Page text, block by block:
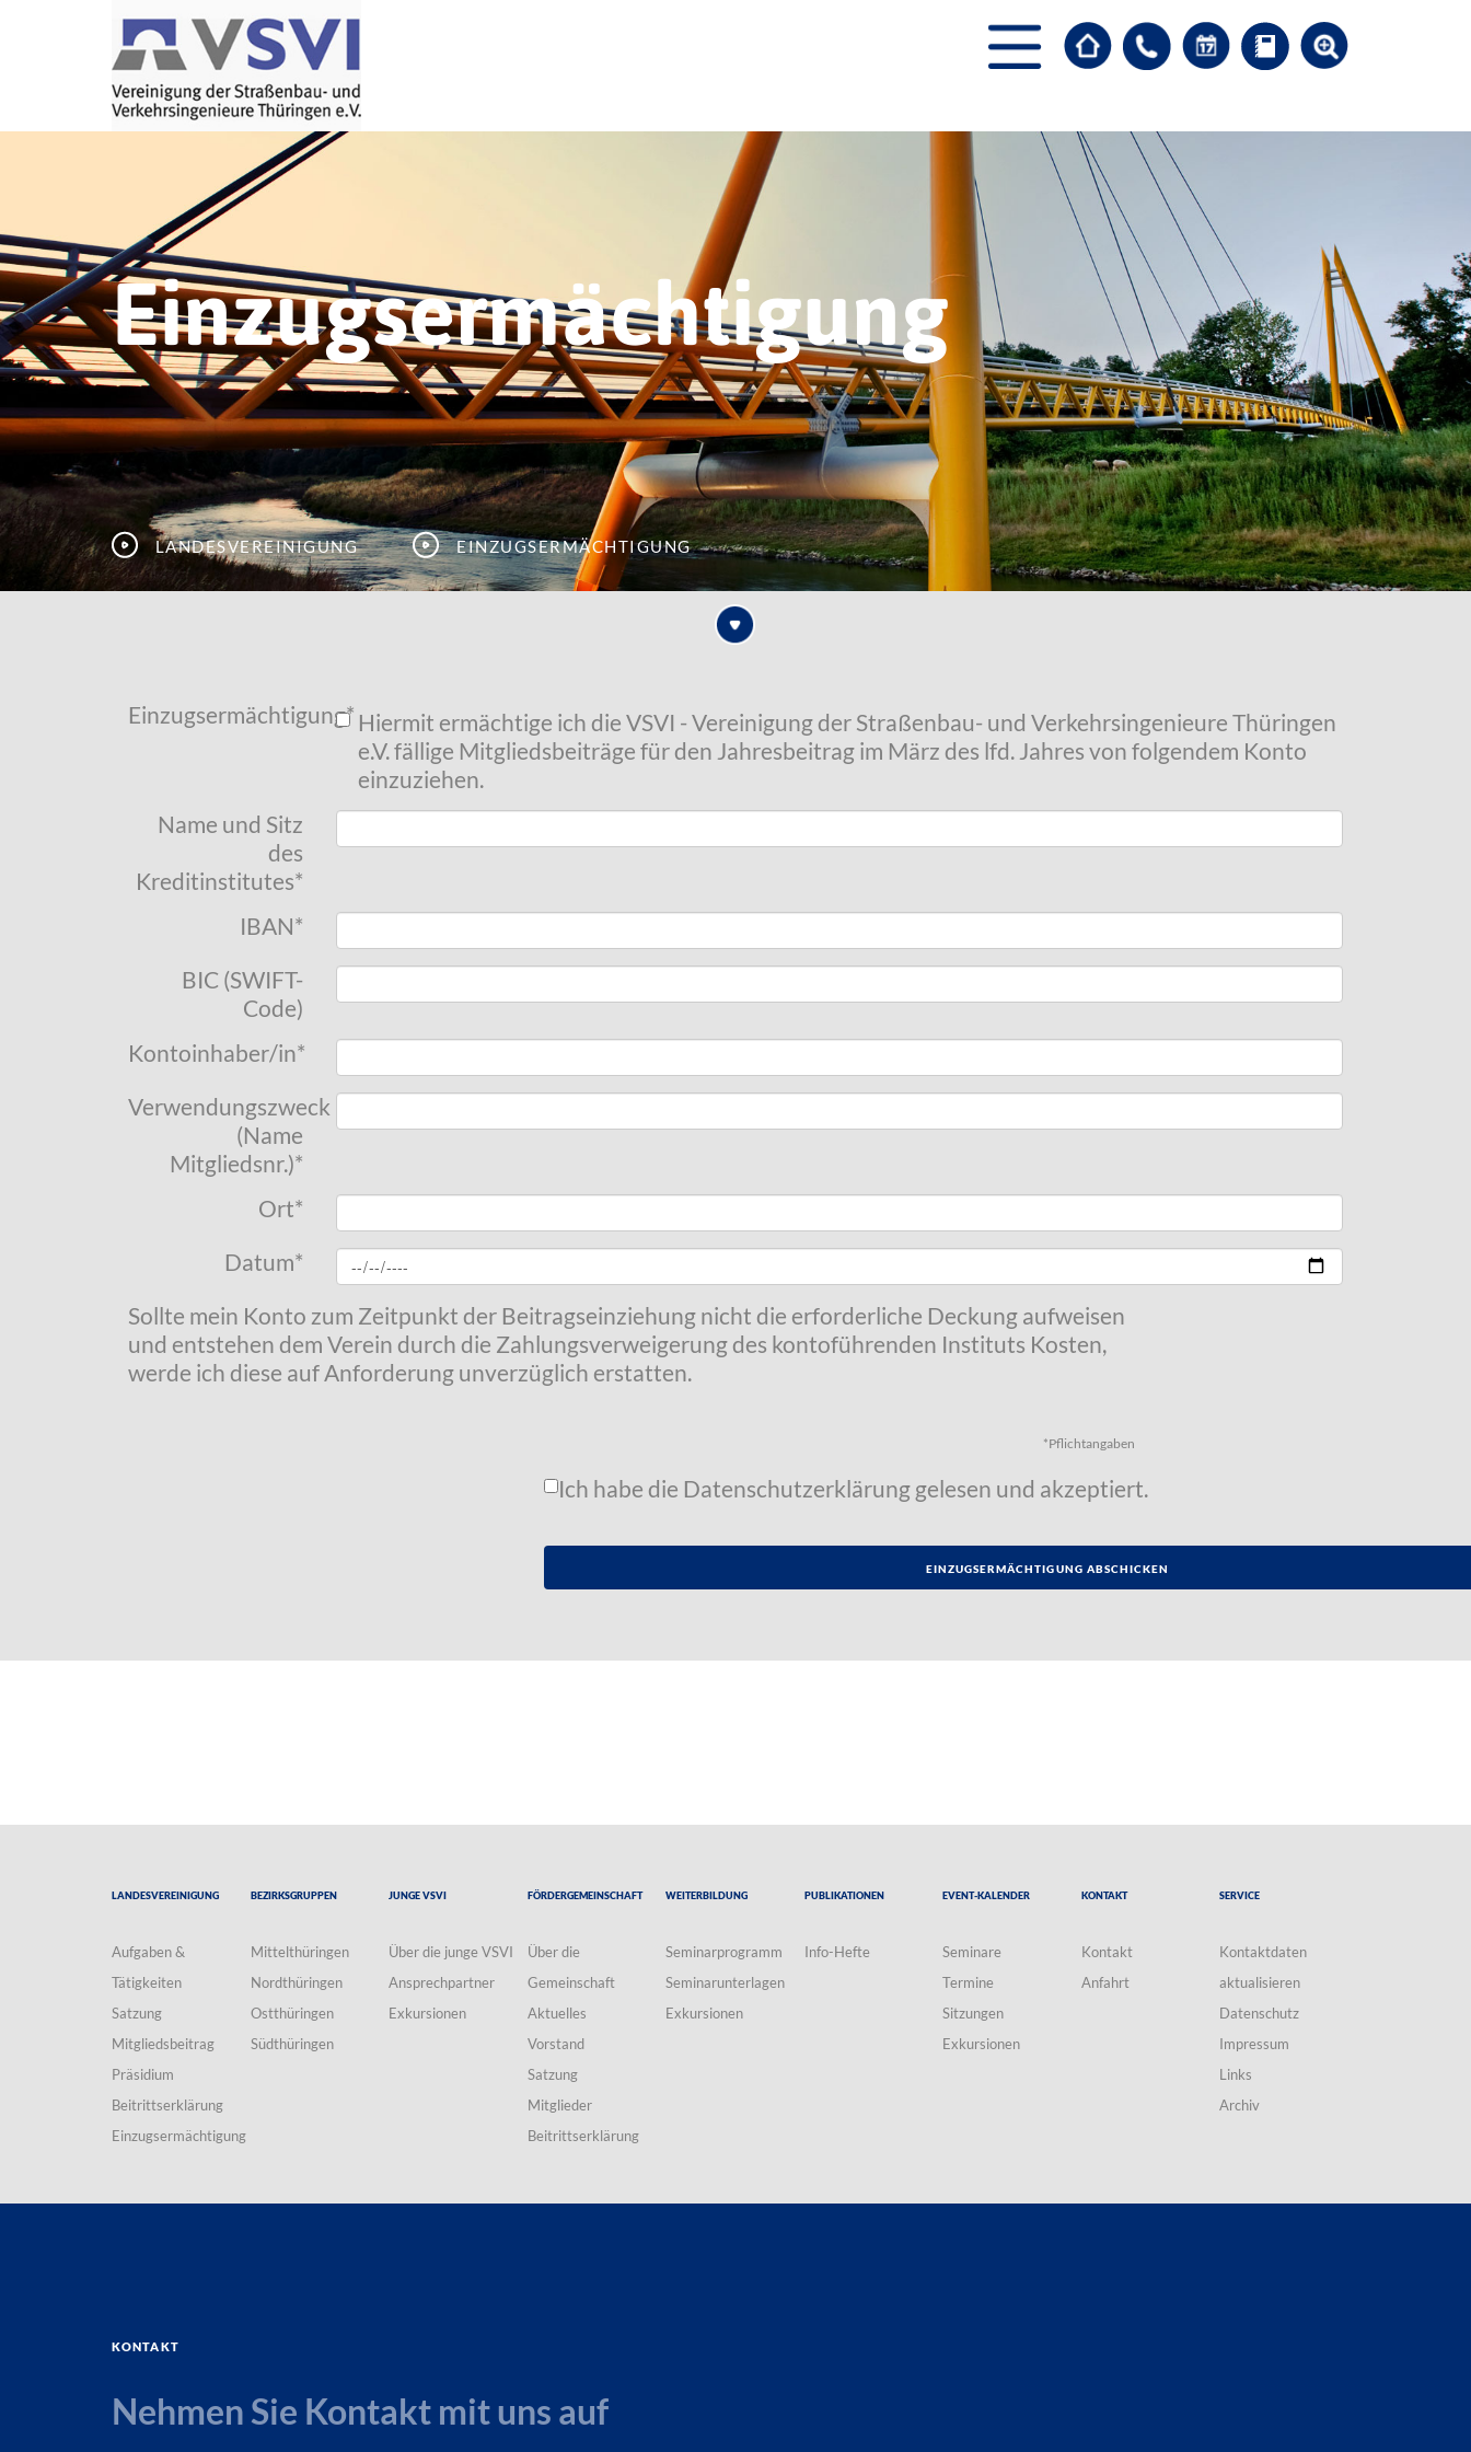
Einzugsermächtigung
Landesvereinigung Einzugsermächtigung
Einzugsermächtigung* Hiermit ermächtige ich die VSVI - Vereinigung der Straßenbau- und Verkehrsingenieure Thüringen
e.V. fällige Mitgliedsbeiträge für den Jahresbeitrag im März des lfd. Jahres von folgendem Konto
einzuziehen.
Name und Sitz
des
Kreditinstitutes*
IBAN*
BIC (SWIFT-
Code)
Kontoinhaber/in*
Verwendungszweck
(Name
Mitgliedsnr.)*
Ort*
Datum*
Sollte mein Konto zum Zeitpunkt der Beitragseinziehung nicht die erforderliche Deckung aufweisen
und entstehen dem Verein durch die Zahlungsverweigerung des kontoführenden Instituts Kosten,
werde ich diese auf Anforderung unverzüglich erstatten.
*Pflichtangaben
Ich habe die Datenschutzerklärunggelesen und akzeptiert.
Landesvereinigung
Aufgaben &
Tätigkeiten
Satzung
Mitgliedsbeitrag
Präsidium
Beitrittserklärung
Einzugsermächtigung
Bezirksgruppen
Mittelthüringen
Nordthüringen
Ostthüringen
Südthüringen
Junge VSVI
Über die junge VSVI
Ansprechpartner
Exkursionen
Fördergemeinschaft
Über die
Gemeinschaft
Aktuelles
Vorstand
Satzung
Mitglieder
Beitrittserklärung
Weiterbildung
Seminarprogramm
Seminarunterlagen
Exkursionen
Publikationen
Info-Hefte
Event-Kalender
Seminare
Termine
Sitzungen
Exkursionen
Kontakt
Kontakt
Anfahrt
Service
Kontaktdaten
aktualisieren
Datenschutz
Impressum
Links
Archiv
Kontakt
Nehmen Sie Kontakt mit uns auf